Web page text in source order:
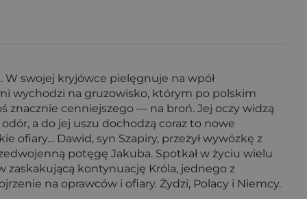
swojej kryjówce pielęgnuje na wpół
wychodzi na gruzowisko, którym po polskim
znacznie cenniejszego — na broń. Jej oczy widzą
a do jej uszu dochodzą coraz to nowe
ofiary… Dawid, syn Szapiry, przeżył wywózkę z
potęgę Jakuba. Spotkał w życiu wielu
zaskakującą kontynuację Króla, jednego z
na oprawców i ofiary. Żydzi, Polacy i Niemcy.